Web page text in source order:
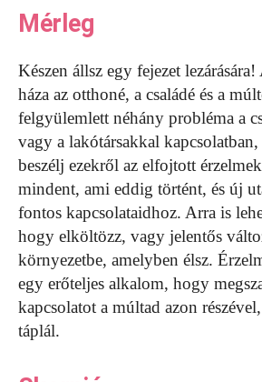
Mérleg
Készen állsz egy fejezet
háza az otthoné, a családé és a
felgyülemlett néhány probléma a
vagy a lakótársakkal
beszélj ezekről az elfojtott
mindent, ami eddig történt, és új
fontos kapcsolataidhoz. Arra is
hogy elköltözz, vagy jelentős
környezetbe, amelyben élsz.
egy erőteljes alkalom, hogy
kapcsolatot a múltad azon
táplál.